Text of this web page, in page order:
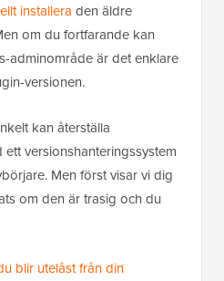
installera den äldre
om du fortfarande kan
adminområde är det enklare
versionen.
kan återställa
versionshanteringssystem
Men först visar vi dig
om den är trasig och du
blir utelåst från din